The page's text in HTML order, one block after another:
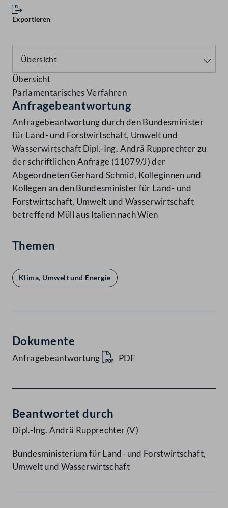
Exportieren
Übersicht
Parlamentarisches Verfahren
Anfragebeantwortung
Anfragebeantwortung durch den Bundesminister
für Land- und Forstwirtschaft, Umwelt und
Wasserwirtschaft Dipl.-Ing. Andrä Rupprechter zu
der schriftlichen Anfrage (11079/J) der
Abgeordneten Gerhard Schmid, Kolleginnen und
Kollegen an den Bundesminister für Land- und
Forstwirtschaft, Umwelt und Wasserwirtschaft
betreffend Müll aus Italien nach Wien
Themen
Klima, Umwelt und Energie
Dokumente
Anfragebeantwortung PDF
Beantwortet durch
Dipl.-Ing. Andrä Rupprechter (V)
Bundesministerium für Land- und Forstwirtschaft,
Umwelt und Wasserwirtschaft